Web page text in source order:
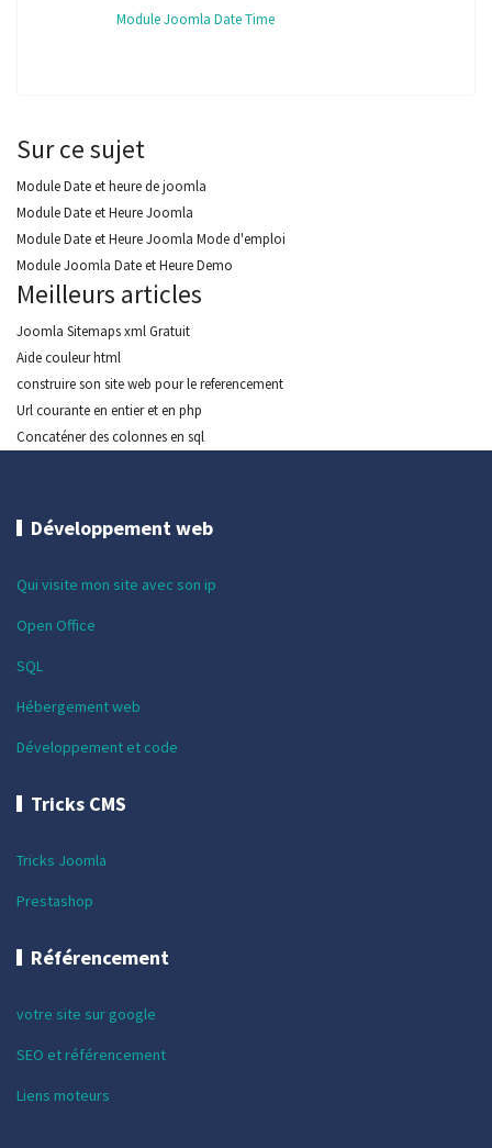
Module Joomla Date Time
Sur ce sujet
Module Date et heure de joomla
Module Date et Heure Joomla
Module Date et Heure Joomla Mode d'emploi
Module Joomla Date et Heure Demo
Meilleurs articles
Joomla Sitemaps xml Gratuit
Aide couleur html
construire son site web pour le referencement
Url courante en entier et en php
Concaténer des colonnes en sql
Développement web
Qui visite mon site avec son ip
Open Office
SQL
Hébergement web
Développement et code
Tricks CMS
Tricks Joomla
Prestashop
Référencement
votre site sur google
SEO et référencement
Liens moteurs